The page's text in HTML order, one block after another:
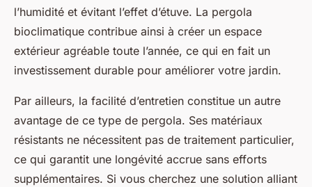
l’humidité et évitant l’effet d’étuve. La pergola
bioclimatique contribue ainsi à créer un espace
extérieur agréable toute l’année, ce qui en fait un
investissement durable pour améliorer votre jardin.
Par ailleurs, la facilité d’entretien constitue un autre
avantage de ce type de pergola. Ses matériaux
résistants ne nécessitent pas de traitement particulier,
ce qui garantit une longévité accrue sans efforts
supplémentaires. Si vous cherchez une solution alliant